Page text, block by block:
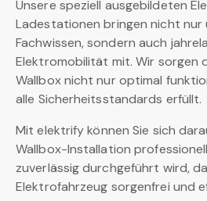
Unsere speziell ausgebildeten
Ladestationen bringen nicht nur
Fachwissen, sondern auch
Elektromobilität mit. Wir sorgen
Wallbox nicht nur optimal
alle Sicherheitsstandards erfüllt.
Mit elektrify können Sie sich
Wallbox-Installation
zuverlässig durchgeführt wird,
Elektrofahrzeug sorgenfrei und